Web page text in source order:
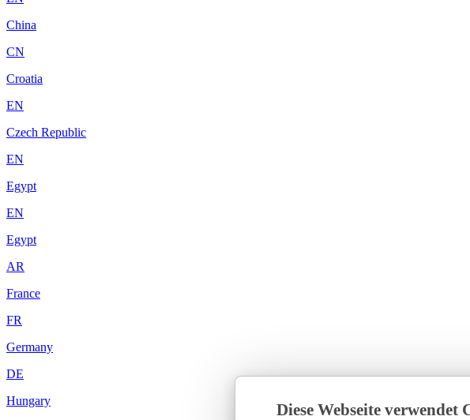
Diese Webseite verwendet
China
CN
Croatia
EN
Czech Republic
EN
Egypt
EN
Egypt
AR
France
FR
Germany
DE
Hungary